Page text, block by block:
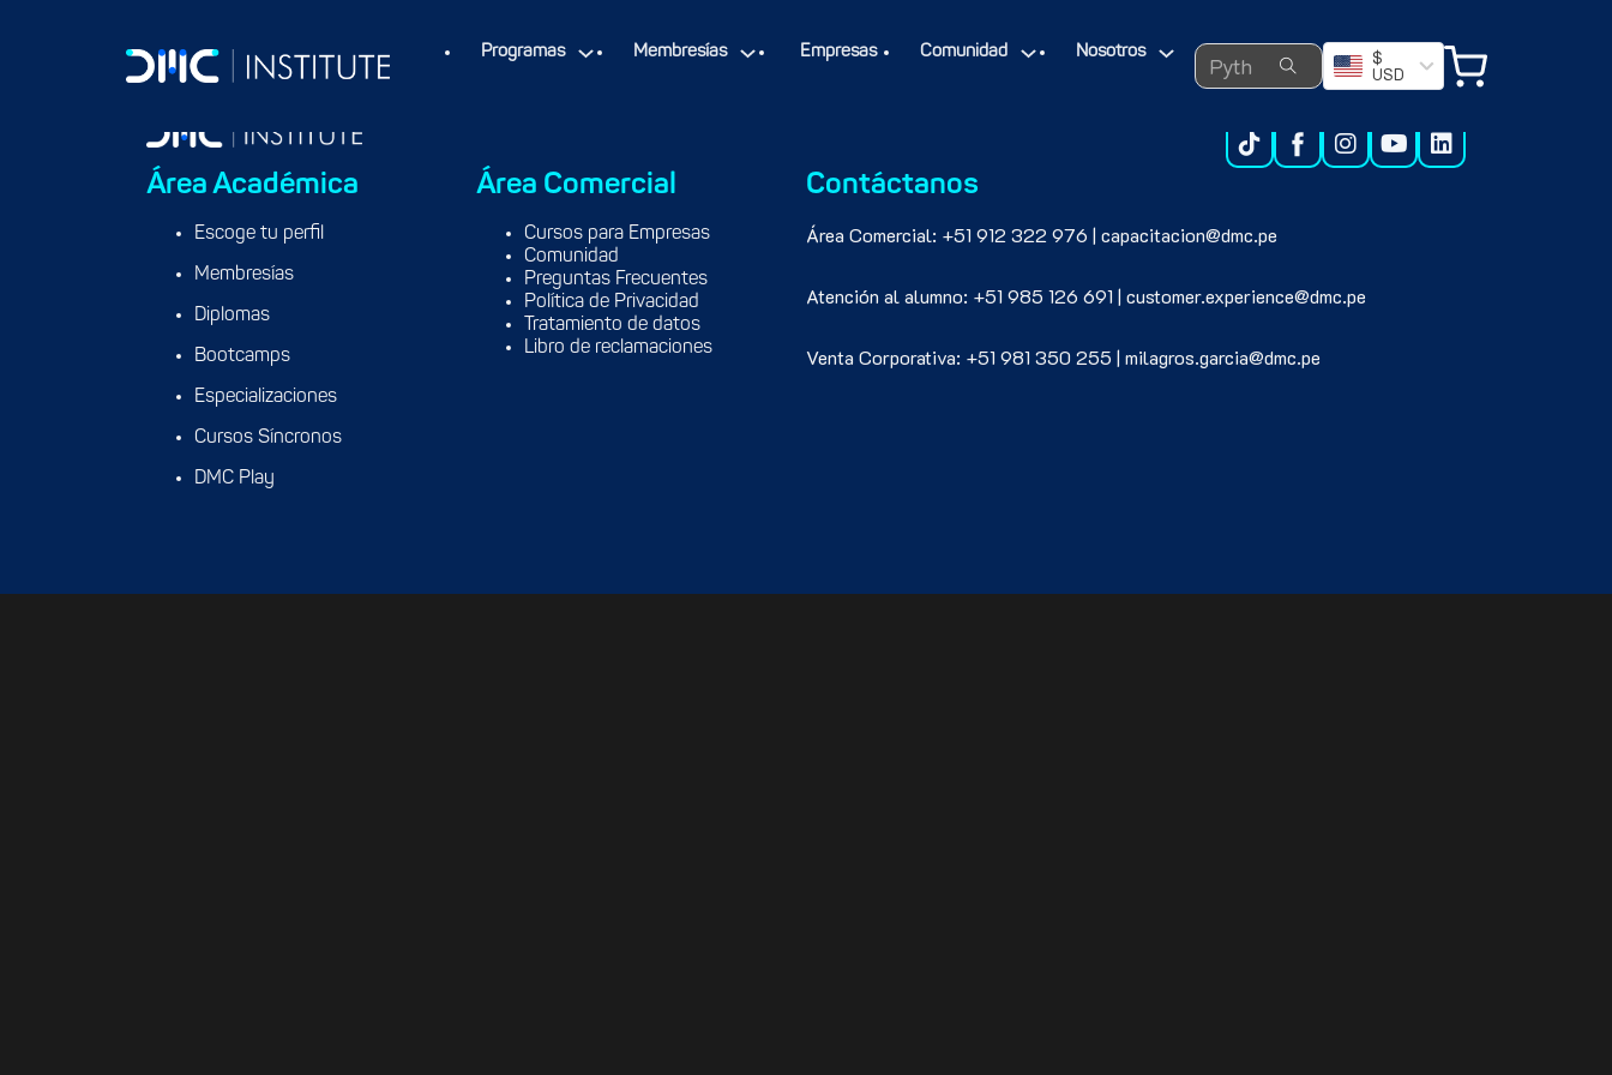
Programas Membresías Empresas Comunidad Nosotros Search ...
$
USD
Área Académica
Escoge tu perfil
Membresías
Diplomas
Bootcamps
Especializaciones
Cursos Síncronos
DMC Play
Área Comercial
Cursos para Empresas
Comunidad
Preguntas Frecuentes
Política de Privacidad
Tratamiento de datos
Libro de reclamaciones
Contáctanos
Área Comercial: +51 912 322 976 | capacitacion@dmc.pe
Atención al alumno: +51 985 126 691 | customer.experience@dmc.pe
Venta Corporativa: +51 981 350 255 | milagros.garcia@dmc.pe